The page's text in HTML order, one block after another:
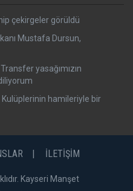
çekirgeler görüldü
Mustafa Dursun,
yasağımızın
diliyorum
Kulüplerinin hamileriyle bir
İLETİŞİM
Kayseri Manşet